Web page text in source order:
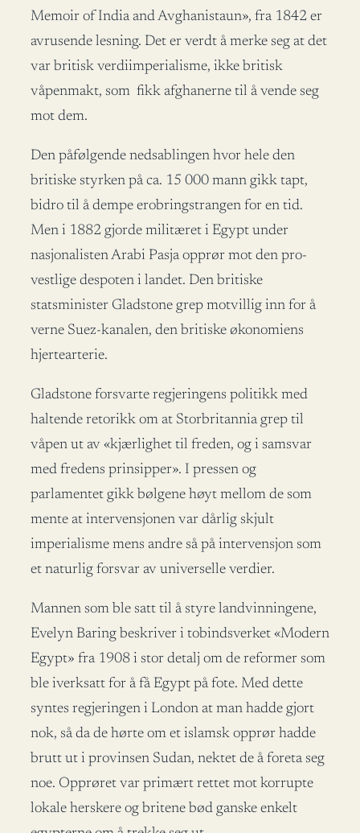
Memoir of India and Avghanistaun», fra 1842 er
avrusende lesning. Det er verdt å merke seg at det
var britisk verdiimperialisme, ikke britisk
våpenmakt, som fikk afghanerne til å vende seg
mot dem.
Den påfølgende nedsablingen hvor hele den
britiske styrken på ca. 15 000 mann gikk tapt,
bidro til å dempe erobringstrangen for en tid.
Men i 1882 gjorde militæret i Egypt under
nasjonalisten Arabi Pasja opprør mot den pro-
vestlige despoten i landet. Den britiske
statsminister Gladstone grep motvillig inn for å
verne Suez-kanalen, den britiske økonomiens
hjertearterie.
Gladstone forsvarte regjeringens politikk med
haltende retorikk om at Storbritannia grep til
våpen ut av «kjærlighet til freden, og i samsvar
med fredens prinsipper». I pressen og
parlamentet gikk bølgene høyt mellom de som
mente at intervensjonen var dårlig skjult
imperialisme mens andre så på intervensjon som
et naturlig forsvar av universelle verdier.
Mannen som ble satt til å styre landvinningene,
Evelyn Baring beskriver i tobindsverket «Modern
Egypt» fra 1908 i stor detalj om de reformer som
ble iverksatt for å få Egypt på fote. Med dette
syntes regjeringen i London at man hadde gjort
nok, så da de hørte om et islamsk opprør hadde
brutt ut i provinsen Sudan, nektet de å foreta seg
noe. Opprøret var primært rettet mot korrupte
lokale herskere og britene bød ganske enkelt